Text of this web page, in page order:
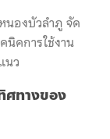
นองบัวลำภู จัด
คการใช้งาน
นว
ศทางของ